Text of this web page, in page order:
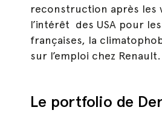
reconstruction après les
l’intérêt des USA pour
françaises, la
sur l’emploi chez Renault.
Le portfolio de